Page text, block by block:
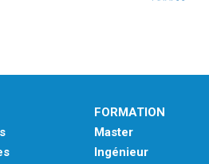
FORMATION
Master
Ingénieur